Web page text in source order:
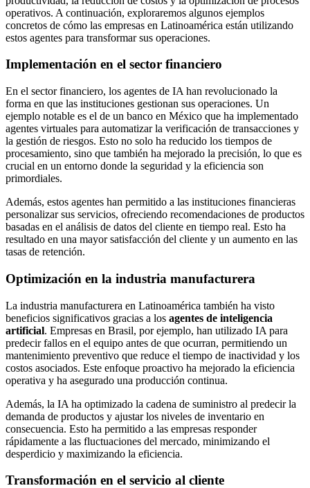
operativos. A continuación, exploraremos algunos ejemplos
concretos de cómo las empresas en Latinoamérica están utilizando
estos agentes para transformar sus operaciones.
Implementación en el sector financiero
En el sector financiero, los agentes de IA han revolucionado la
forma en que las instituciones gestionan sus operaciones. Un
ejemplo notable es el de un banco en México que ha implementado
agentes virtuales para automatizar la verificación de transacciones y
la gestión de riesgos. Esto no solo ha reducido los tiempos de
procesamiento, sino que también ha mejorado la precisión, lo que es
crucial en un entorno donde la seguridad y la eficiencia son
primordiales.
Además, estos agentes han permitido a las instituciones financieras
personalizar sus servicios, ofreciendo recomendaciones de productos
basadas en el análisis de datos del cliente en tiempo real. Esto ha
resultado en una mayor satisfacción del cliente y un aumento en las
tasas de retención.
Optimización en la industria manufacturera
La industria manufacturera en Latinoamérica también ha visto
beneficios significativos gracias a los agentes de inteligencia
artificial. Empresas en Brasil, por ejemplo, han utilizado IA para
predecir fallos en el equipo antes de que ocurran, permitiendo un
mantenimiento preventivo que reduce el tiempo de inactividad y los
costos asociados. Este enfoque proactivo ha mejorado la eficiencia
operativa y ha asegurado una producción continua.
Además, la IA ha optimizado la cadena de suministro al predecir la
demanda de productos y ajustar los niveles de inventario en
consecuencia. Esto ha permitido a las empresas responder
rápidamente a las fluctuaciones del mercado, minimizando el
desperdicio y maximizando la eficiencia.
Transformación en el servicio al cliente